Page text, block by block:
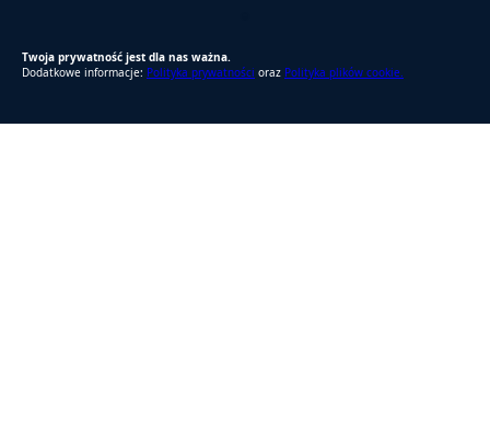
Twoja prywatność jest dla nas ważna.
Dodatkowe informacje: Polityka prywatności oraz Polityka plików cookie.